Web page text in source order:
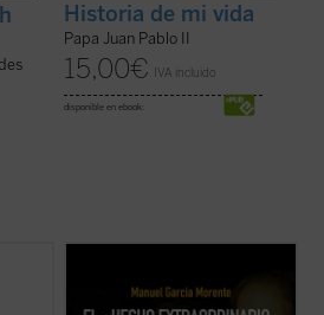
Historia de mi vida
Papa Juan Pablo II
15,00€ IVA incluido
disponible en ebook:
y
siglo XX, relata magistralmente, en una
carta enviada a su amigo el P. José María